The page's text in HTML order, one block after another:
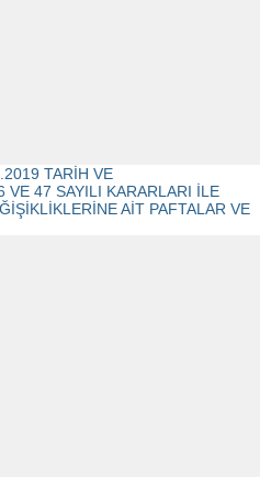
TARİH VE
47 SAYILI KARARLARI İLE
AİT PAFTALAR VE